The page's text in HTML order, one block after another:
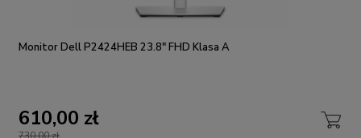
Monitor Dell P2424HEB 23.8" FHD Klasa A
610,00 zł
730,00 zł